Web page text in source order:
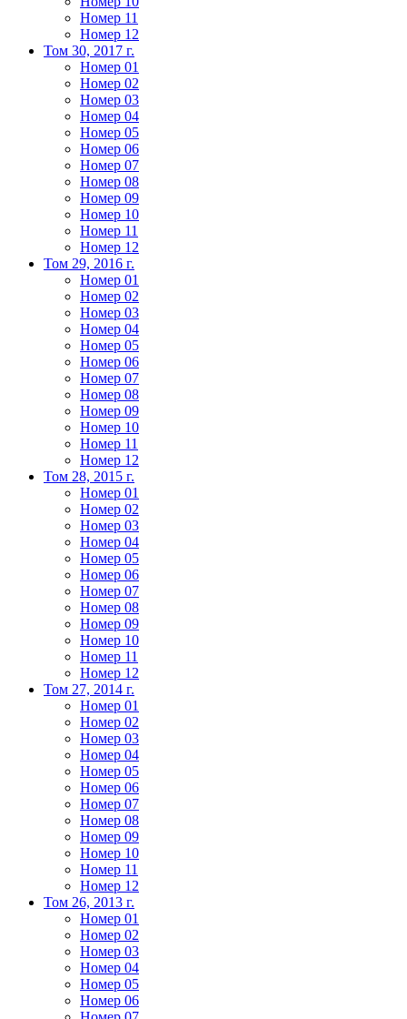
Номер 11
Номер 12
Том 30, 2017 г.
Номер 01
Номер 02
Номер 03
Номер 04
Номер 05
Номер 06
Номер 07
Номер 08
Номер 09
Номер 10
Номер 11
Номер 12
Том 29, 2016 г.
Номер 01
Номер 02
Номер 03
Номер 04
Номер 05
Номер 06
Номер 07
Номер 08
Номер 09
Номер 10
Номер 11
Номер 12
Том 28, 2015 г.
Номер 01
Номер 02
Номер 03
Номер 04
Номер 05
Номер 06
Номер 07
Номер 08
Номер 09
Номер 10
Номер 11
Номер 12
Том 27, 2014 г.
Номер 01
Номер 02
Номер 03
Номер 04
Номер 05
Номер 06
Номер 07
Номер 08
Номер 09
Номер 10
Номер 11
Номер 12
Том 26, 2013 г.
Номер 01
Номер 02
Номер 03
Номер 04
Номер 05
Номер 06